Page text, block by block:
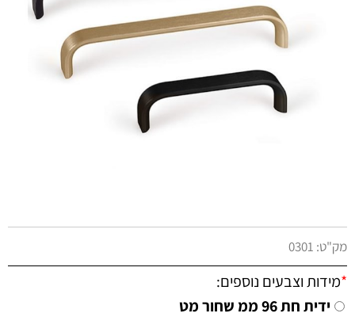
מק"ט: 0301
*מידות וצבעים נוספים:
ידית חת 96 ממ שחור מט